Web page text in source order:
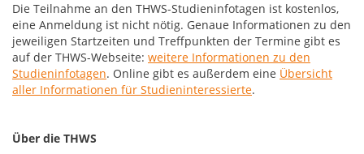
Die Teilnahme an den THWS-Studieninfotagen ist kostenlos,
eine Anmeldung ist nicht nötig. Genaue Informationen zu den
jeweiligen Startzeiten und Treffpunkten der Termine gibt es
auf der THWS-Webseite: weitere Informationen zu den
Studieninfotagen. Online gibt es außerdem eine Übersicht
aller Informationen für Studieninteressierte.
Über die THWS